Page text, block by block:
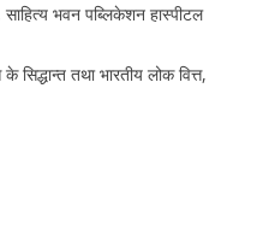
भवन पब्लिकेशन हास्पीटल
तथा भारतीय लोक वित्त,